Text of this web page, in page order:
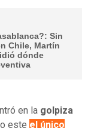
Sin
Chile, Martín
dónde
en la golpiza
este el único